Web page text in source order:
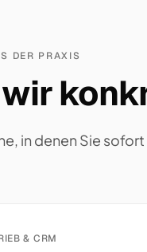
DER PRAXIS
in denen Sie
& CRM